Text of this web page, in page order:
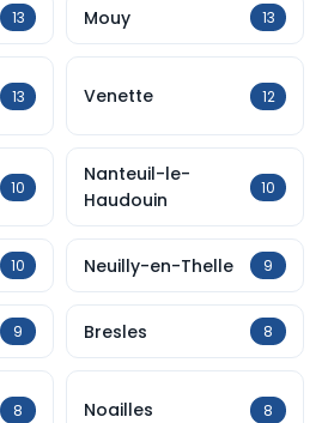
13 Mouy 13
13 Venette 12
10
Nanteuil-le-
Haudouin
10
10 Neuilly-en-Thelle 9
9 Bresles 8
8 Noailles 8